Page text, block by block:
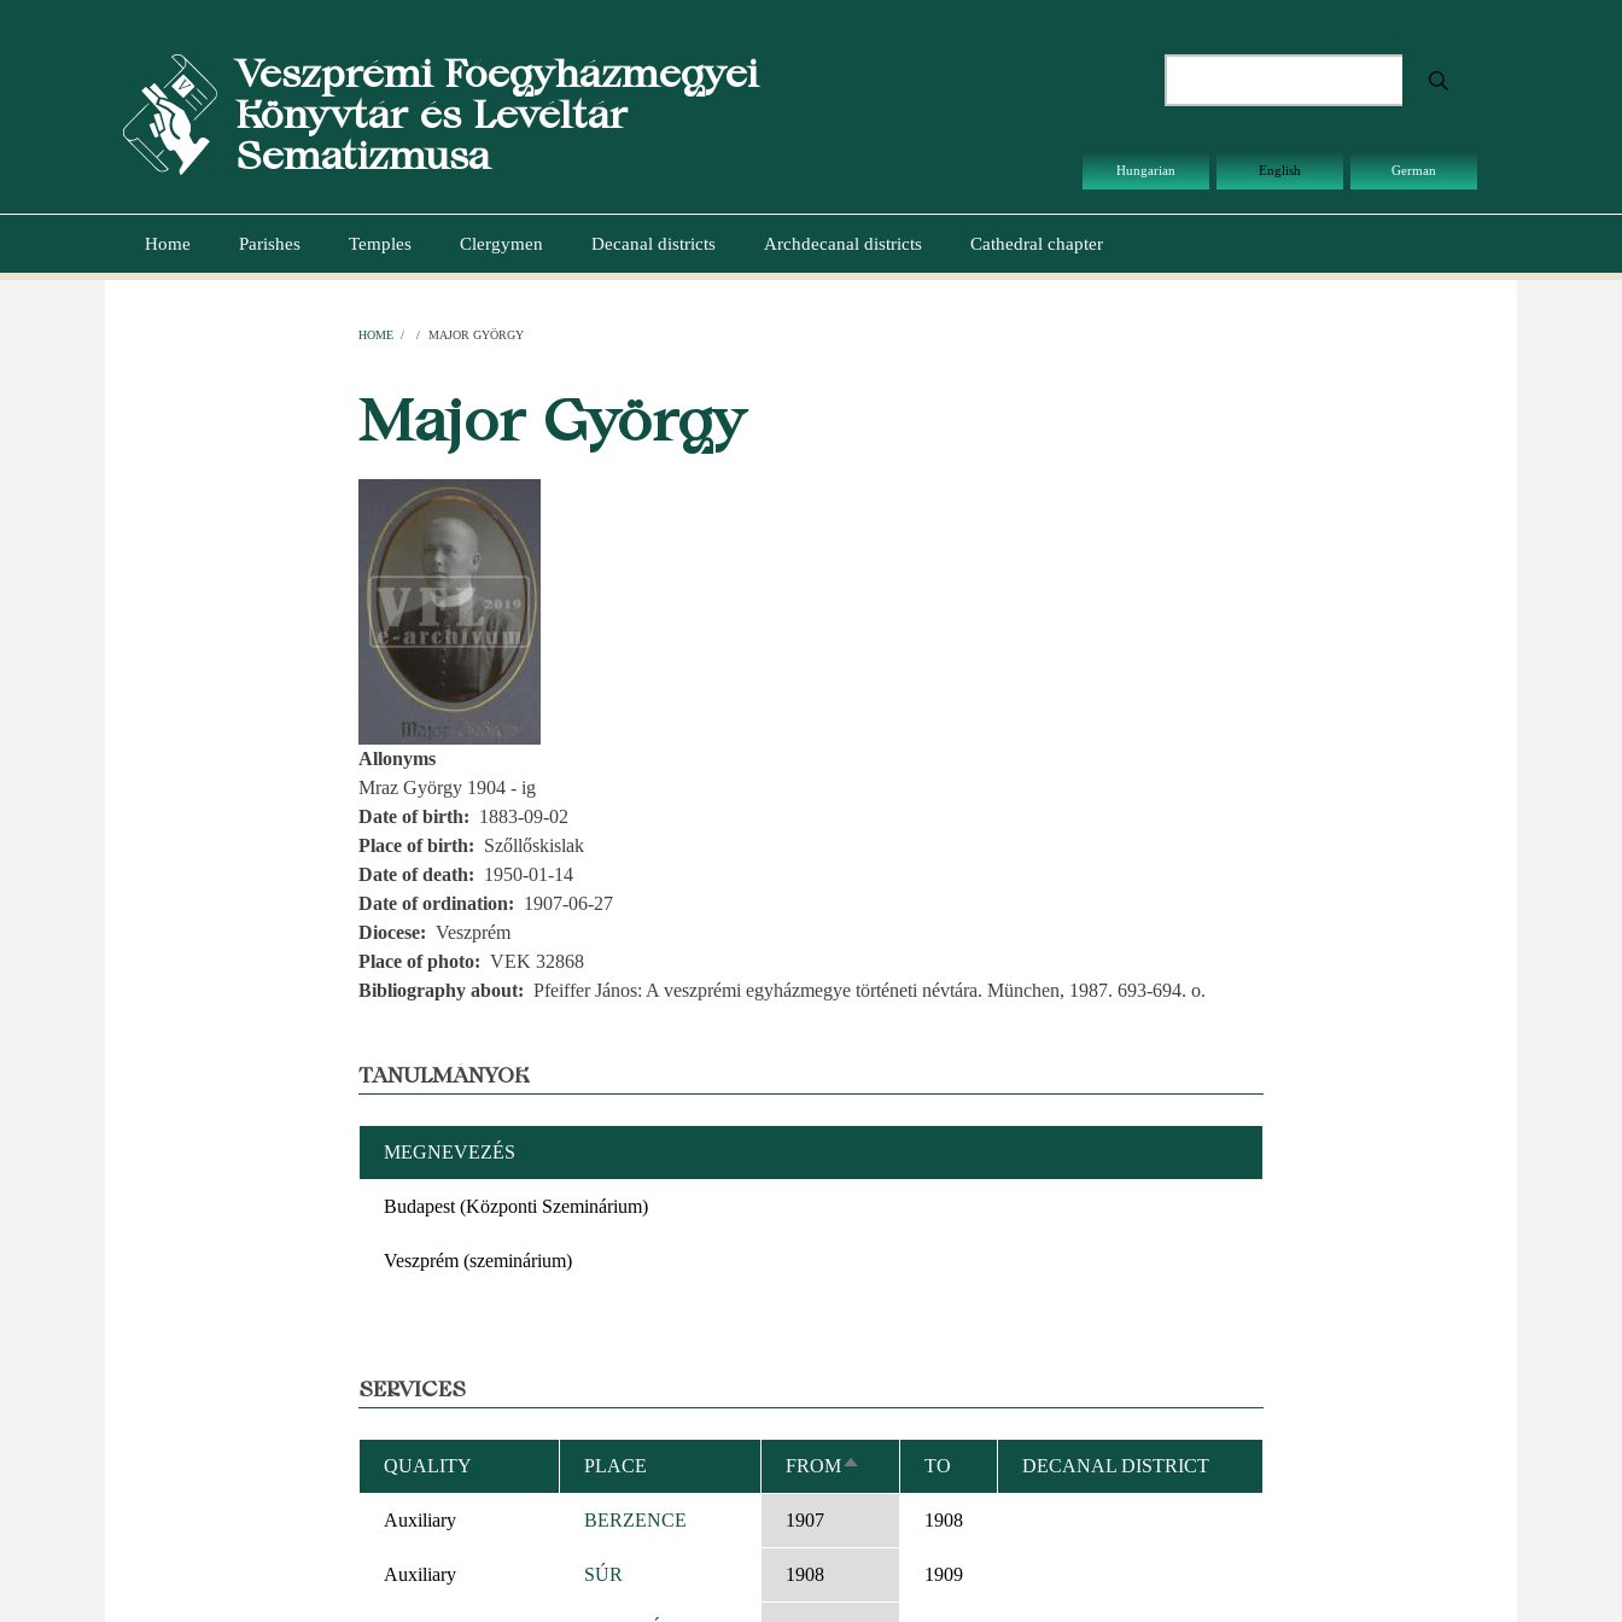
Veszprémi Főegyházmegyei
Könyvtár és Levéltár
Sematizmusa
Hungarian English German
Main
Home Parishes Temples Clergymen Decanal districts Archdecanal districts Cathedral chapter
HOME / / MAJOR GYÖRGY
Major György
Allonyms
Mraz György 1904 - ig
Date of birth
1883-09-02
Place of birth
Szőllőskislak
Date of death
1950-01-14
Date of ordination
1907-06-27
Diocese
Veszprém
Place of photo
VEK 32868
Bibliography about
Pfeiffer János: A veszprémi egyházmegye történeti névtára. München, 1987. 693-694. o.
TANULMÁNYOK
MEGNEVEZÉS
Budapest (Központi Szeminárium)
Veszprém (szeminárium)
SERVICES
QUALITY PLACE FROMSORT
DESCENDING
TO DECANAL DISTRICT
Auxiliary BERZENCE 1907 1908
Auxiliary SÚR 1908 1909